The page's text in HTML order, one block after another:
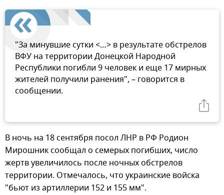
"За минувшие сутки <…> в результате обстрелов
ВФУ на территории Донецкой Народной
Республики погибли 9 человек и еще 17 мирных
жителей получили ранения", – говорится в
сообщении.
В ночь на 18 сентября посол ЛНР в РФ Родион
Мирошник сообщал о семерых погибших, число
жертв увеличилось после ночных обстрелов
территории. Отмечалось, что украинские войска
"бьют из артиллерии 152 и 155 мм".